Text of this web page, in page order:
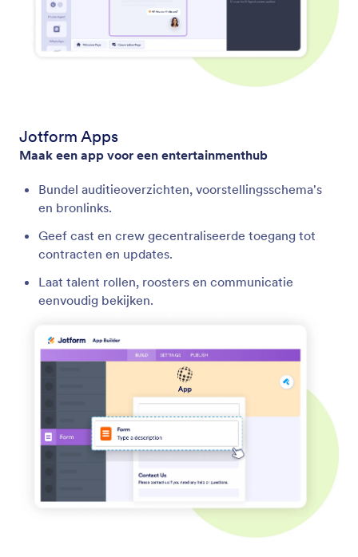
Jotform Apps
Maak een app voor een entertainmenthub
Bundel auditieoverzichten, voorstellingsschema's
en bronlinks.
Geef cast en crew gecentraliseerde toegang tot
contracten en updates.
Laat talent rollen, roosters en communicatie
eenvoudig bekijken.